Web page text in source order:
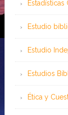
Estadísticas
Estudio
Estudio
Estudios
Ética y